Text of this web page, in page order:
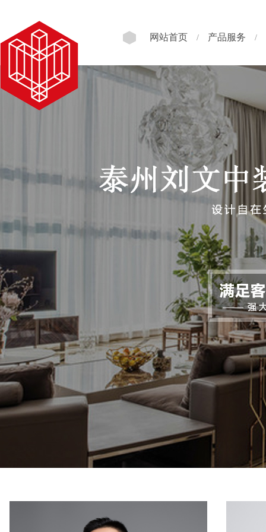
网站首页 / 产品服务 /